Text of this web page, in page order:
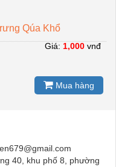
Qúa Khổ
Giá: 1,000 vnđ
Mua hàng
40, khu phố 8, phường